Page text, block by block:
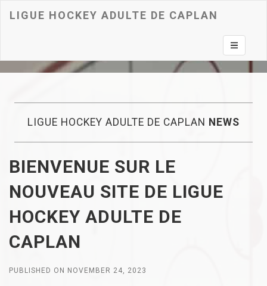
LIGUE HOCKEY ADULTE DE CAPLAN
Toggle
LIGUE HOCKEY ADULTE DE CAPLAN NEWS
BIENVENUE SUR LE
NOUVEAU SITE DE LIGUE
HOCKEY ADULTE DE
CAPLAN
PUBLISHED ON NOVEMBER 24, 2023